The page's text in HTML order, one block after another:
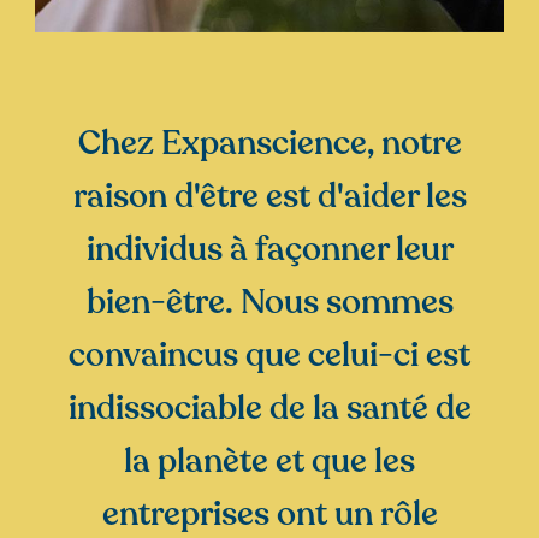
Chez Expanscience, notre
raison d'être est d'aider les
individus à façonner leur
bien-être. Nous sommes
convaincus que celui-ci est
indissociable de la santé de
la planète et que les
entreprises ont un rôle